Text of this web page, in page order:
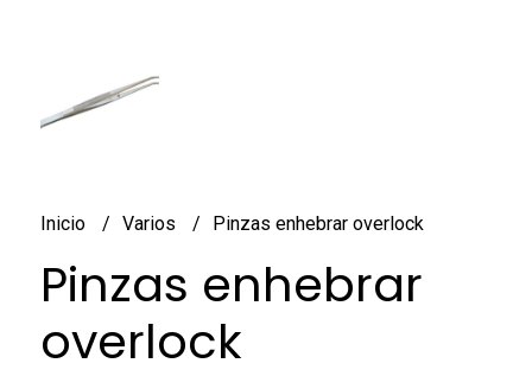
Inicio Varios Pinzas enhebrar overlock
Pinzas enhebrar
overlock